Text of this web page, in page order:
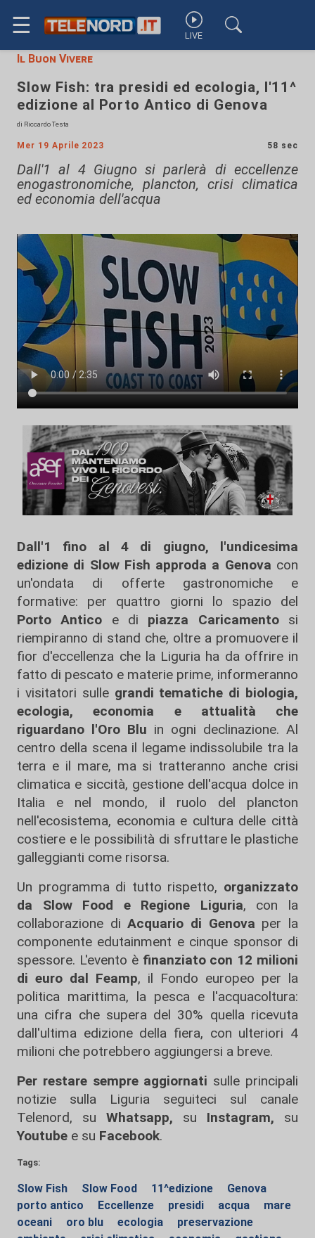
☰ LIVE
Il Buon Vivere
Slow Fish: tra presidi ed ecologia, l'11^
edizione al Porto Antico di Genova
di Riccardo Testa
Mer 19 Aprile 2023 58 sec
Dall'1 al 4 Giugno si parlerà di eccellenze
enogastronomiche, plancton, crisi climatica
ed economia dell'acqua
Dall'1 fino al 4 di giugno, l'undicesima
edizione di Slow Fish approda a Genova con
un'ondata di offerte gastronomiche e
formative: per quattro giorni lo spazio del
Porto Antico e di piazza Caricamentosi
riempiranno di stand che, oltre a promuovere il
fior d'eccellenza che la Liguria ha da offrire in
fatto di pescato e materie prime, informeranno
i visitatori sulle grandi tematiche di biologia,
ecologia, economia e attualità che
riguardano l'Oro Blu in ogni declinazione. Al
centro della scena il legame indissolubile tra la
terra e il mare, ma si tratteranno anche crisi
climatica e siccità, gestione dell'acqua dolce in
Italia e nel mondo, il ruolo del plancton
nell'ecosistema, economia e cultura delle città
costiere e le possibilità di sfruttare le plastiche
galleggianti come risorsa.
Un programma di tutto rispetto, organizzato
da Slow Food e Regione Liguria, con la
collaborazione diAcquario di Genova per la
componente edutainment e cinque sponsor di
spessore. L'evento è finanziato con 12 milioni
di euro dal Feamp, il Fondo europeo per la
politica marittima, la pesca e l'acquacoltura:
una cifra che supera del 30% quella ricevuta
dall'ultima edizione della fiera, con ulteriori 4
milioni che potrebbero aggiungersi a breve.
Per restare sempre aggiornati sulle principali
notizie sulla Liguria seguiteci sul canale
Telenord, su
Whatsapp, su Instagram, su
Youtube e su Facebook.
Tags:
Slow Fish Slow Food 11^edizione
Genova
porto antico
Eccellenze presidi acqua
mare
oceani
oro blu ecologia
preservazione